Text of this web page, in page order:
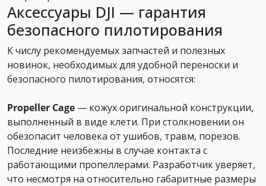
Аксессуары DJI — гарантия
безопасного пилотирования
К числу рекомендуемых запчастей и полезных
новинок, необходимых для удобной переноски и
безопасного пилотирования, относятся:
Propeller Cage — кожух оригинальной конструкции,
выполненный в виде клети. При столкновении он
обезопасит человека от ушибов, травм, порезов.
Последние неизбежны в случае контакта с
работающими пропеллерами. Разработчик уверяет,
что несмотря на относительно габаритные размеры